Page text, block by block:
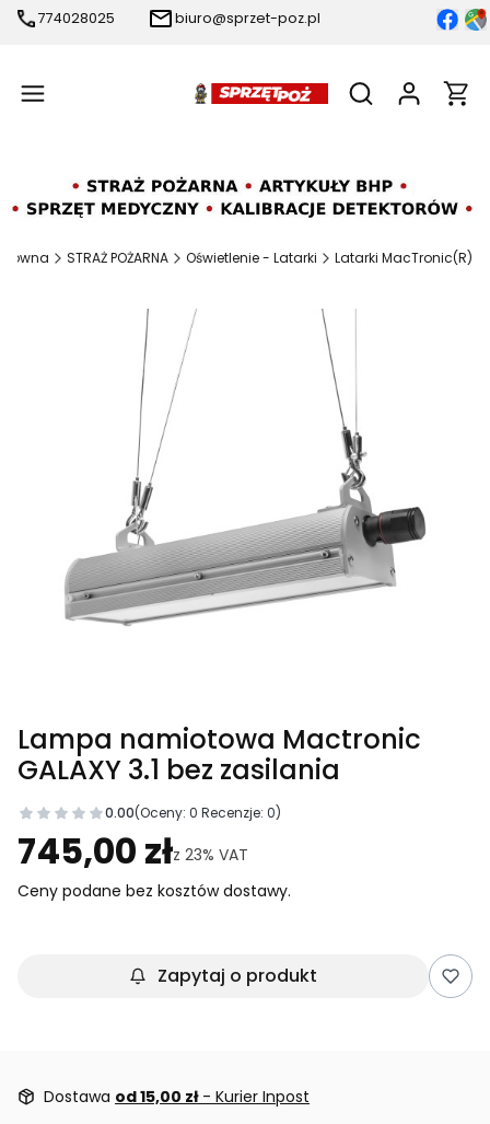
774028025 biuro@sprzet-poz.pl
Otwórz
STRAŻ POŻARNA Oświetlenie - Latarki Latarki MacTronic(R)
Lampa namiotowa Mactronic
GALAXY 3.1 bez zasilania
0.00(Oceny: 0 Recenzje: 0)
Przejdź do sekcji Opinie
745,00 złz 23% VAT
Ceny podane bez kosztów dostawy.
Zapytaj o produkt
Dostawa od 15,00 zł - Kurier Inpost